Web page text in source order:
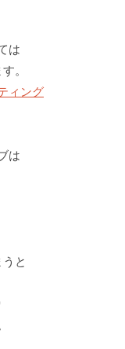
は
。
ィング
は
と